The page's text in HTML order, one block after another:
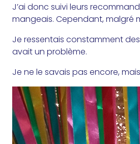
J’ai donc suivi leurs
mangeais. Cependant, malgré
Je ressentais constamment
avait un problème.
Je ne le savais pas encore,